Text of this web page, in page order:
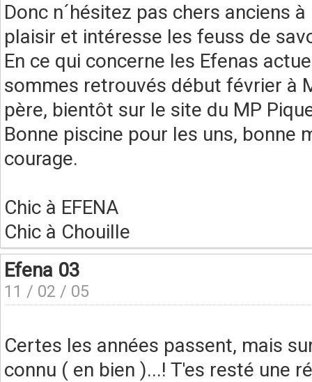
Donc n´hésitez pas chers anciens
plaisir et intéresse les feuss de
En ce qui concerne les Efenas
sommes retrouvés début février à
père, bientôt sur le site du MP
Bonne piscine pour les uns, bonne
courage.
Chic à EFENA
Chic à Chouille
Efena 03
11 / 02 / 05
Certes les années passent, mais
connu ( en bien )...! T'es resté une